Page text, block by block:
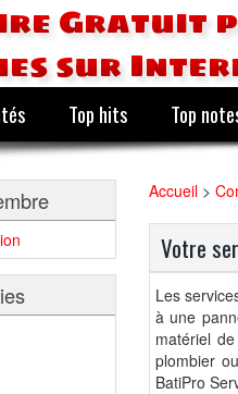
Gratuit
sur
Top hits Top
Accueil >
Votre
Les
à une
matériel
plombier
BatiPro